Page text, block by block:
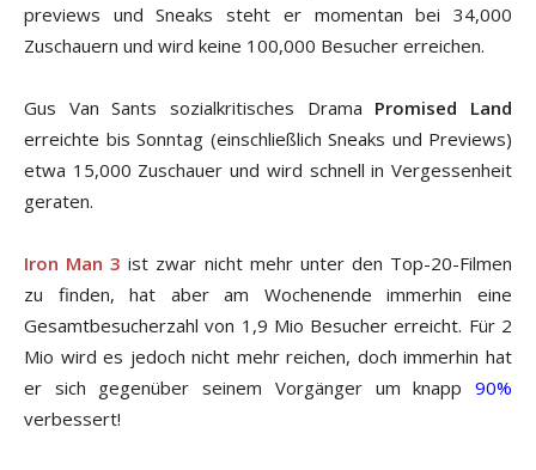
previews und Sneaks steht er momentan bei 34,000
Zuschauern und wird keine 100,000 Besucher erreichen.
Gus Van Sants sozialkritisches Drama Promised Land
erreichte bis Sonntag (einschließlich Sneaks und Previews)
etwa 15,000 Zuschauer und wird schnell in Vergessenheit
geraten.
Iron Man 3 ist zwar nicht mehr unter den Top-20-Filmen
zu finden, hat aber am Wochenende immerhin eine
Gesamtbesucherzahl von 1,9 Mio Besucher erreicht. Für 2
Mio wird es jedoch nicht mehr reichen, doch immerhin hat
er sich gegenüber seinem Vorgänger um knapp 90%
verbessert!